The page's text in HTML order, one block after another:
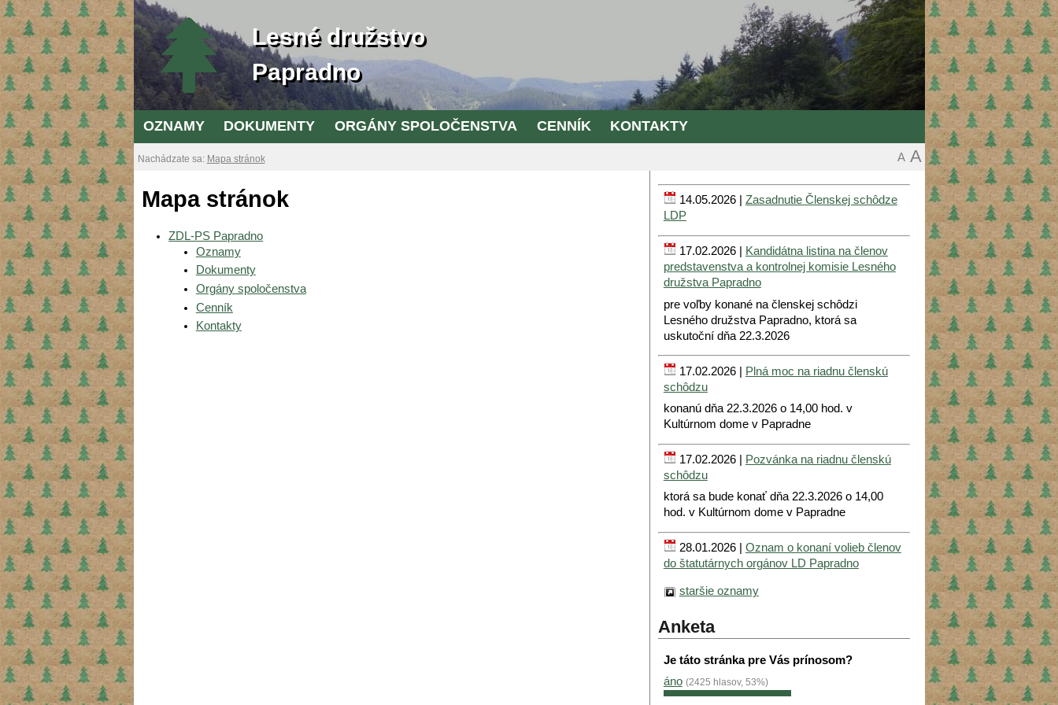
Lesné družstvo
Papradno
OZNAMY DOKUMENTY ORGÁNY SPOLOČENSTVA CENNÍK KONTAKTY
Nachádzate sa: Mapa stránok A
A
Mapa stránok
ZDL-PS Papradno
Oznamy
Dokumenty
Orgány spoločenstva
Cenník
Kontakty
14.05.2026 | Zasadnutie Členskej schôdze
LDP
17.02.2026 |
Kandidátna listina na členov
predstavenstva a kontrolnej komisie Lesného
družstva Papradno
pre voľby konané na členskej schôdzi
Lesného družstva Papradno, ktorá sa
uskutoční dňa 22.3.2026
17.02.2026 | Plná moc na riadnu členskú
schôdzu
konanú dňa 22.3.2026 o 14,00 hod. v
Kultúrnom dome v Papradne
17.02.2026 |
Pozvánka na riadnu členskú
schôdzu
ktorá sa bude konať dňa 22.3.2026 o 14,00
hod. v Kultúrnom dome v Papradne
28.01.2026 | Oznam o konaní volieb členov
do štatutárnych orgánov LD Papradno
staršie oznamy
Anketa
Je táto stránka pre Vás prínosom?
áno (2425 hlasov, 53%)